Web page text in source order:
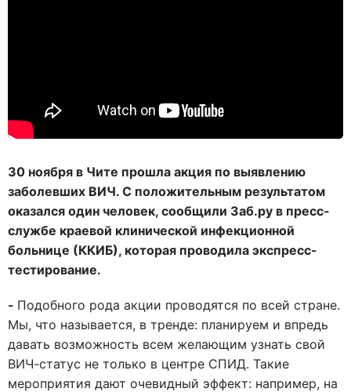
30 ноября в Чите прошла акция по выявлению
заболевших ВИЧ. С положительным результатом
оказался один человек, сообщили Заб.ру в пресс-
службе краевой клинической инфекционной
больнице (ККИБ), которая проводила экспресс-
тестирование.
- Подобного рода акции проводятся по всей стране.
Мы, что называется, в тренде: планируем и впредь
давать возможность всем желающим узнать свой
ВИЧ-статус не только в центре СПИД. Такие
мероприятия дают очевидный эффект: например, на